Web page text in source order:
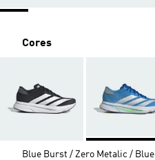
Cores
Blue Burst / Zero Metalic / Blue